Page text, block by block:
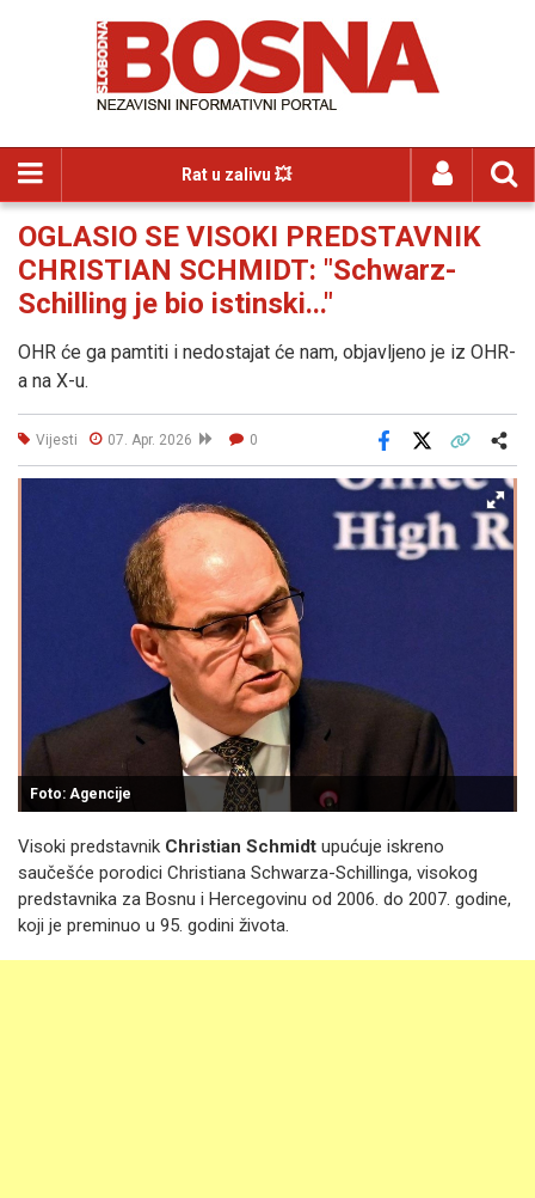
Rat u zalivu 💥
OGLASIO SE VISOKI PREDSTAVNIK
CHRISTIAN SCHMIDT: "Schwarz-
Schilling je bio istinski..."
OHR će ga pamtiti i nedostajat će nam, objavljeno je iz OHR-
a na X-u.
Vijesti 07. Apr. 2026 0
Facebook
Foto: Agencije
Visoki predstavnik Christian Schmidt upućuje iskreno
saučešće porodici Christiana Schwarza-Schillinga, visokog
predstavnika za Bosnu i Hercegovinu od 2006. do 2007. godine,
koji je preminuo u 95. godini života.